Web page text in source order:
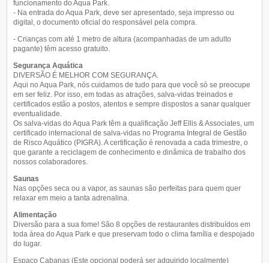
funcionamento do Aqua Park.
- Na entrada do Aqua Park, deve ser apresentado, seja impresso ou
digital, o documento oficial do responsável pela compra.
- Crianças com até 1 metro de altura (acompanhadas de um adulto
pagante) têm acesso gratuito.
Segurança Aquática
DIVERSÃO É MELHOR COM SEGURANÇA.
Aqui no Aqua Park, nós cuidamos de tudo para que você só se preocupe
em ser feliz. Por isso, em todas as atrações, salva-vidas treinados e
certificados estão a postos, atentos e sempre dispostos a sanar qualquer
eventualidade.
Os salva-vidas do Aqua Park têm a qualificação Jeff Ellis & Associates, um
certificado internacional de salva-vidas no Programa Integral de Gestão
de Risco Aquático (PIGRA). A certificação é renovada a cada trimestre, o
que garante a reciclagem de conhecimento e dinâmica de trabalho dos
nossos colaboradores.
Saunas
Nas opções seca ou a vapor, as saunas são perfeitas para quem quer
relaxar em meio a tanta adrenalina.
Alimentação
Diversão para a sua fome! São 8 opções de restaurantes distribuídos em
toda área do Aqua Park e que preservam todo o clima família e despojado
do lugar.
Espaço Cabanas (Este opcional poderá ser adquirido localmente)